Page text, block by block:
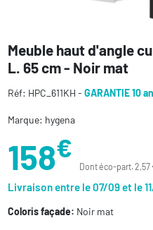
Meuble haut d'angle
L. 65 cm - Noir mat
Réf: HPC_611KH - GARANTIE 10
Marque: hygena
158€
Dont éco-part. 2,57
Livraison entre le 07/09 et le
Coloris façade: Noir mat